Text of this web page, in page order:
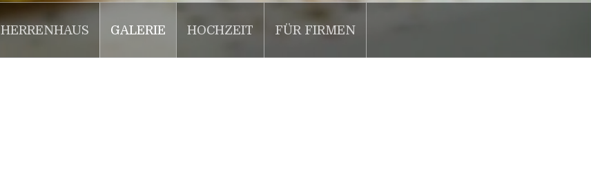
HERRENHAUS GALERIE HOCHZEIT FÜR FIRMEN